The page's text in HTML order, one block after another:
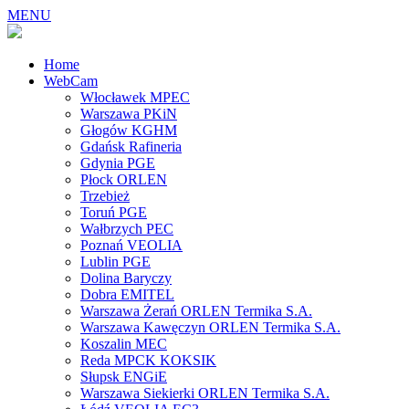
MENU
Home
WebCam
Włocławek MPEC
Warszawa PKiN
Głogów KGHM
Gdańsk Rafineria
Gdynia PGE
Płock ORLEN
Trzebież
Toruń PGE
Wałbrzych PEC
Poznań VEOLIA
Lublin PGE
Dolina Baryczy
Dobra EMITEL
Warszawa Żerań ORLEN Termika S.A.
Warszawa Kawęczyn ORLEN Termika S.A.
Koszalin MEC
Reda MPCK KOKSIK
Słupsk ENGiE
Warszawa Siekierki ORLEN Termika S.A.